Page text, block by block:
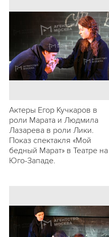
Актеры Егор Кучкаров в
роли Марата и Людмила
Лазарева в роли Лики.
Показ спектакля «Мой
бедный Марат» в Театре на
Юго-Западе.